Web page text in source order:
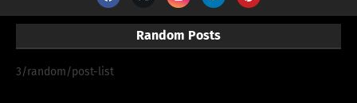
Random Posts
3/random/post-list